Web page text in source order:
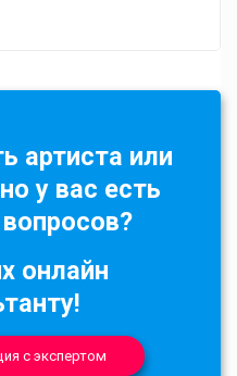
артиста или
у вас есть
онлайн
с экспертом